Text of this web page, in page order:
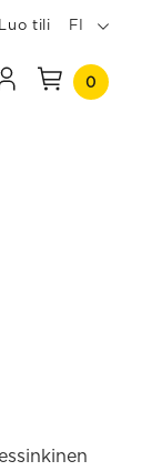
Luo tili FI
0